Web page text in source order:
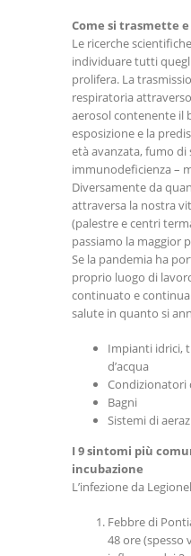
Come si trasmette
Le ricerche
individuare tutti
prolifera. La
respiratoria attraverso
aerosol contenente il
esposizione e la
età avanzata, fumo
immunodeficienza –
Diversamente da
attraversa la nostra
(palestre e centri
passiamo la maggior
Se la pandemia ha
proprio luogo di
continuato e continua
salute in quanto si
Impianti idrici,
d’acqua
Condizionatori
Bagni
Sistemi di
I 9 sintomi più
incubazione
L’infezione da
Febbre di
48 ore (spesso